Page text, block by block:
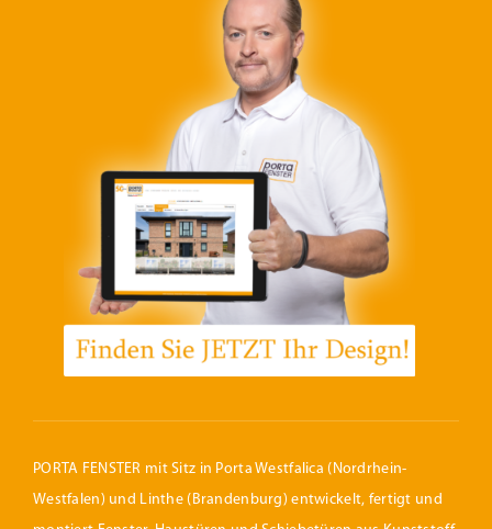
PORTA FENSTER mit Sitz in Porta Westfalica (Nordrhein-
Westfalen) und Linthe (Brandenburg) entwickelt, fertigt und